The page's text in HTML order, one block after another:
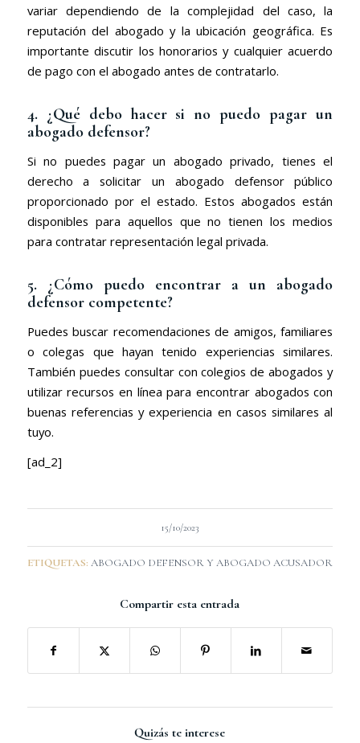
variar dependiendo de la complejidad del caso, la
reputación del abogado y la ubicación geográfica. Es
importante discutir los honorarios y cualquier acuerdo
de pago con el abogado antes de contratarlo.
4. ¿Qué debo hacer si no puedo pagar un
abogado defensor?
Si no puedes pagar un abogado privado, tienes el
derecho a solicitar un abogado defensor público
proporcionado por el estado. Estos abogados están
disponibles para aquellos que no tienen los medios
para contratar representación legal privada.
5. ¿Cómo puedo encontrar a un abogado
defensor competente?
Puedes buscar recomendaciones de amigos, familiares
o colegas que hayan tenido experiencias similares.
También puedes consultar con colegios de abogados y
utilizar recursos en línea para encontrar abogados con
buenas referencias y experiencia en casos similares al
tuyo.
[ad_2]
15/10/2023
ETIQUETAS: ABOGADO DEFENSOR Y ABOGADO ACUSADOR
Compartir esta entrada
Quizás te interese